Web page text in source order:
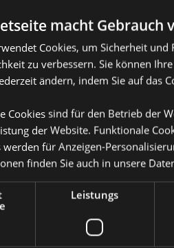
erfahren?
macht Gebrauch
Cookies, um Sicherheit
zu verbessern. Sie können
ändern, indem Sie auf das
Cookies sind für den Betrieb der
der Website. Funktionale
werden für Anzeigen-
finden Sie auch in unsere
Leistungs